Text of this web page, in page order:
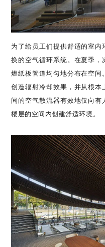
为了给员工们提供舒适的室
换的空气循环系统。在夏季
燃纸板管道均匀地分布在空
创造辐射冷却效果，并从根
间的空气散流器有效地仅向
楼层的空间内创建舒适环境。